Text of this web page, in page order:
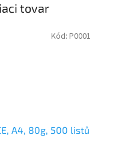
tovar
A4, 80g, 500 listů
Kód: P0001